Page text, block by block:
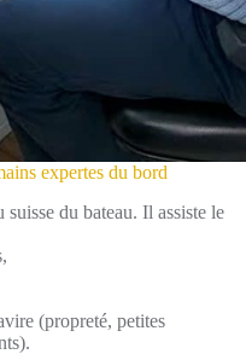
expertes du bord
du bateau. Il assiste le
(propreté, petites